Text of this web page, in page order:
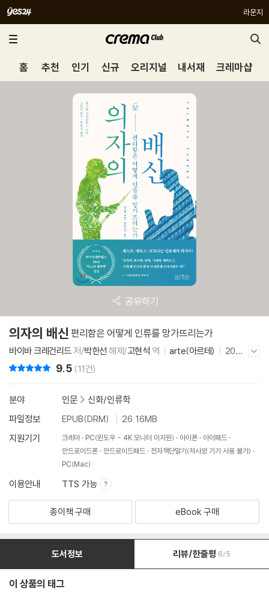
라운지
홈 추천 인기 신규 오리지널 내서재 크레마샵
공유하기
의자의 배신 편리함은 어떻게 인류를 망가뜨리는가
바이바 크레건리드저/박한선 해제/고현석 역 arte(아르테)
2020
년 4월 10일 9.5 (11건)
분야 인문 > 신화/인류학
파일정보
EPUB(DRM)
26.16MB
지원기기
크레마 PC(윈도우 - 4K 모니터 미지원) 아이폰
아이패드
안드로이드폰
안드로이드패드
전자책단말기(저사양 기기 사용 불가)
PC(Mac)
이용안내 TTS 가능
종이책 구매 eBook 구매
도서정보 리뷰/한줄평 6/5
이 상품의 태그